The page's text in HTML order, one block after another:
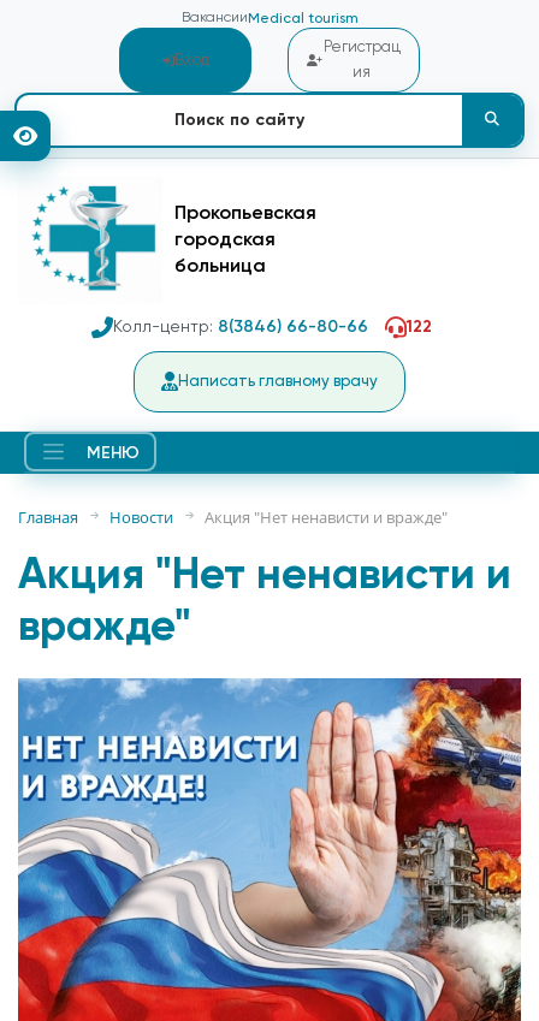
Вакансии Medical tourism
Вход
Регистрац
ия
Прокопьевская
городская
больница
Колл-центр: 8(3846) 66-80-66 122
Написать главному врачу
МЕНЮ
Главная Новости Акция "Нет ненависти и вражде"
Акция "Нет ненависти и
вражде"